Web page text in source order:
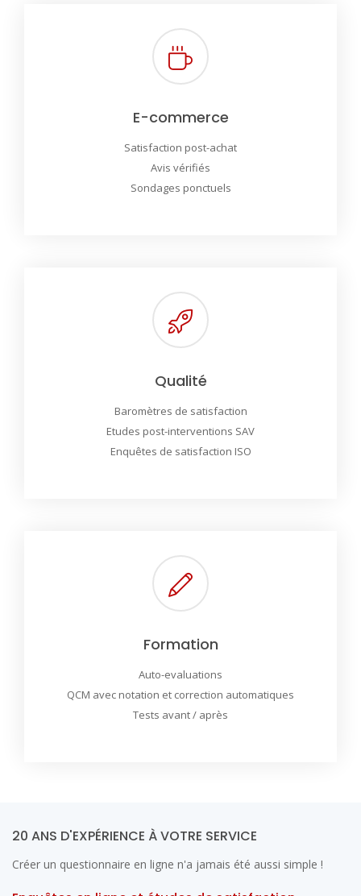
E-commerce
Satisfaction post-achat
Avis vérifiés
Sondages ponctuels
Qualité
Baromètres de satisfaction
Etudes post-interventions SAV
Enquêtes de satisfaction ISO
Formation
Auto-evaluations
QCM avec notation et correction automatiques
Tests avant / après
20 ANS D'EXPÉRIENCE À VOTRE SERVICE
Créer un questionnaire en ligne n'a jamais été aussi simple !